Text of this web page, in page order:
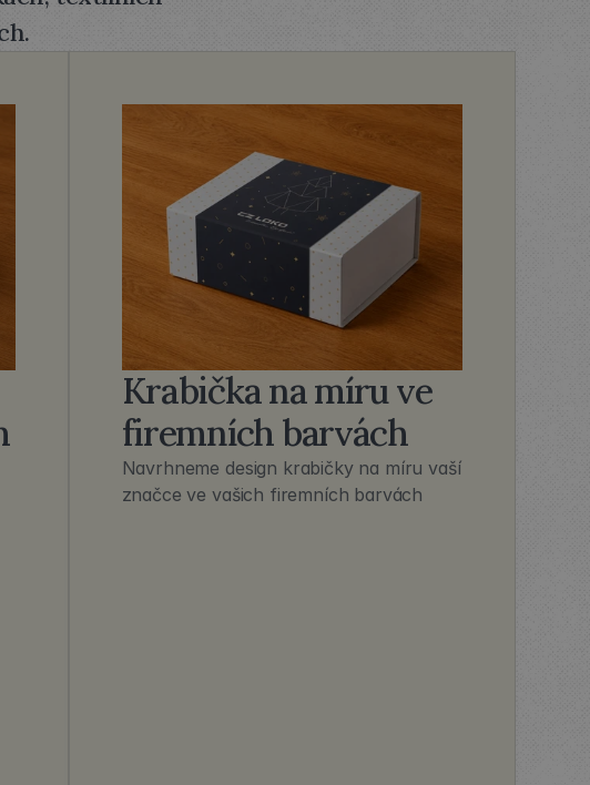
Krabička na míru ve
firemních barvách
Navrhneme design krabičky na míru vaší
značce ve vašich firemních barvách